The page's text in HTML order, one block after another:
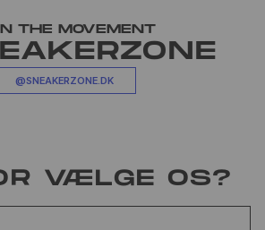
THE MOVEMENT
@SNEAKERZONE.DK
VÆLGE OS?